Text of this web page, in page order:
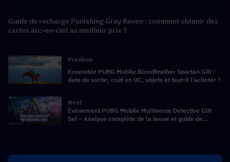
Guide de recharge Punishing Gray Raven : comment obtenir des
cartes arc-en-ciel au meilleur prix ?
Previous
Ensemble PUBG Mobile Bloodfeather Spartan Gilt :
date de sortie, coût en UC, objets et faut-il l'acheter ?
Next
Événement PUBG Mobile Multiverse Detective Glit
Set – Analyse complète de la tenue et guide de